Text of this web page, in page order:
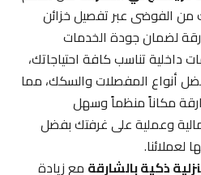
الفوضى عبر تفصيل خزائن
لضمان جودة الخدمات
تناسب كافة احتياجاتك،
أنواع المفصلات والسكك، مما
مكاناً منظماً وسهل
وعملية على غرفتك بفضل
ذكية بالشارقةمع زيادة